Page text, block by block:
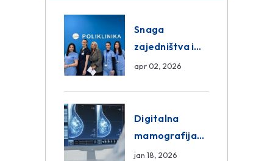
Snaga
zajedništva i
razmjena
Group
apr 02, 2026
Digitalna
mamografija
Sarajevo –
jan 18, 2026